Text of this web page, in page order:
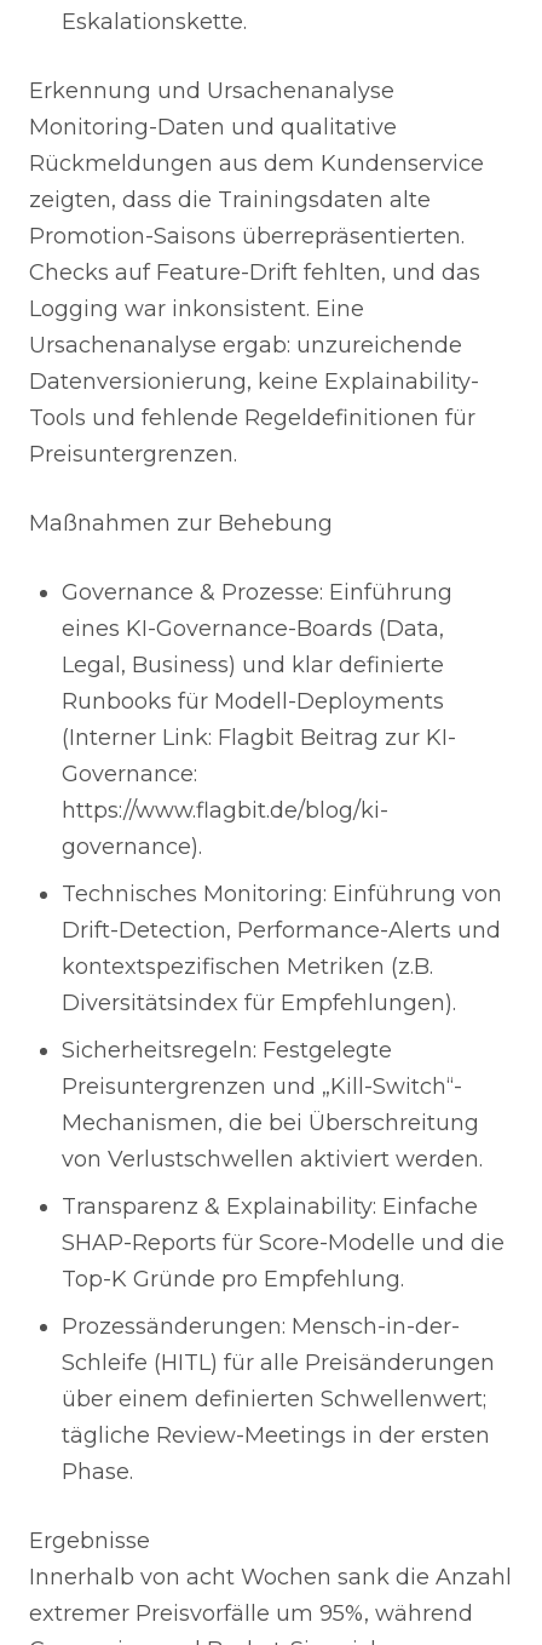
Eskalationskette.
Erkennung und Ursachenanalyse
Monitoring-Daten und qualitative
Rückmeldungen aus dem Kundenservice
zeigten, dass die Trainingsdaten alte
Promotion-Saisons überrepräsentierten.
Checks auf Feature-Drift fehlten, und das
Logging war inkonsistent. Eine
Ursachenanalyse ergab: unzureichende
Datenversionierung, keine Explainability-
Tools und fehlende Regeldefinitionen für
Preisuntergrenzen.
Maßnahmen zur Behebung
Governance & Prozesse: Einführung
eines KI-Governance-Boards (Data,
Legal, Business) und klar definierte
Runbooks für Modell-Deployments
(Interner Link: Flagbit Beitrag zur KI-
Governance:
https://www.flagbit.de/blog/ki-
governance).
Technisches Monitoring: Einführung von
Drift-Detection, Performance-Alerts und
kontextspezifischen Metriken (z.B.
Diversitätsindex für Empfehlungen).
Sicherheitsregeln: Festgelegte
Preisuntergrenzen und „Kill-Switch“-
Mechanismen, die bei Überschreitung
von Verlustschwellen aktiviert werden.
Transparenz & Explainability: Einfache
SHAP-Reports für Score-Modelle und die
Top-K Gründe pro Empfehlung.
Prozessänderungen: Mensch-in-der-
Schleife (HITL) für alle Preisänderungen
über einem definierten Schwellenwert;
tägliche Review-Meetings in der ersten
Phase.
Ergebnisse
Innerhalb von acht Wochen sank die Anzahl
extremer Preisvorfälle um 95%, während